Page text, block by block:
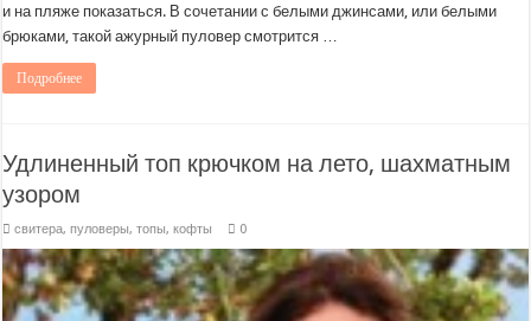
и на пляже показаться. В сочетании с белыми джинсами, или белыми
брюками, такой ажурный пуловер смотрится …
Подробнее
Удлиненный топ крючком на лето, шахматным
узором
свитера, пуловеры, топы, кофты 0